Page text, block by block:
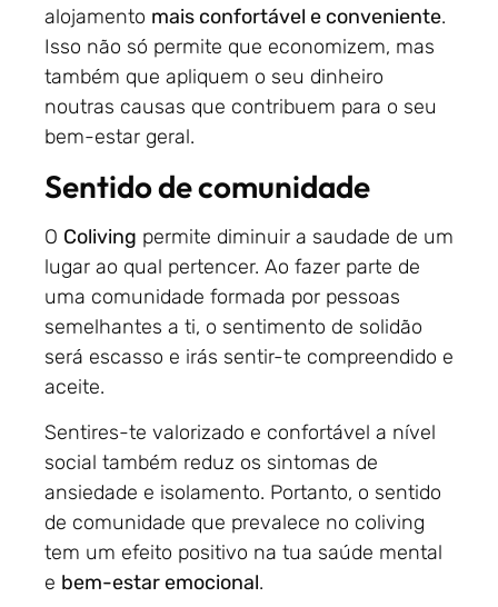
alojamento mais confortável e conveniente.
Isso não só permite que economizem, mas
também que apliquem o seu dinheiro
noutras causas que contribuem para o seu
bem-estar geral.
Sentido de comunidade
O Coliving permite diminuir a saudade de um
lugar ao qual pertencer. Ao fazer parte de
uma comunidade formada por pessoas
semelhantes a ti, o sentimento de solidão
será escasso e irás sentir-te compreendido e
aceite.
Sentires-te valorizado e confortável a nível
social também reduz os sintomas de
ansiedade e isolamento. Portanto, o sentido
de comunidade que prevalece no coliving
tem um efeito positivo na tua saúde mental
e bem-estar emocional.